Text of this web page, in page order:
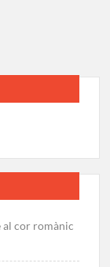
al cor romànic